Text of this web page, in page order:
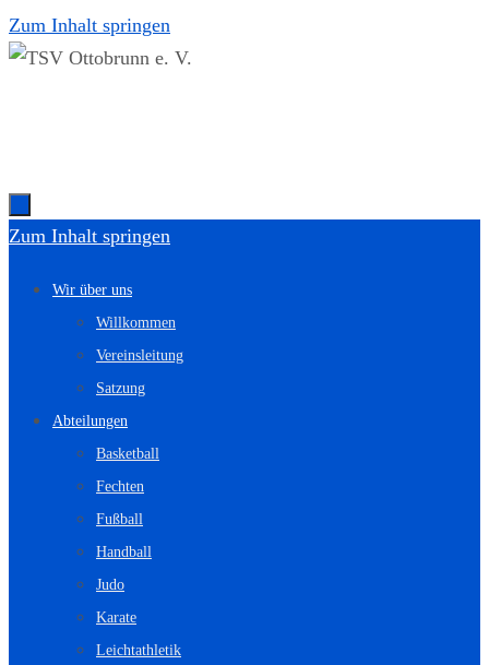
Zum Inhalt springen
Zum Inhalt springen
Wir über uns
Willkommen
Vereinsleitung
Satzung
Abteilungen
Basketball
Fechten
Fußball
Handball
Judo
Karate
Leichtathletik